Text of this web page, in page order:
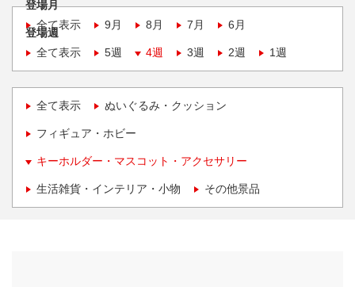
登場月
全て表示
9月 8月 7月 6月
登場週
全て表示
5週 4週 3週 2週 1週
全て表示 ぬいぐるみ・クッション
フィギュア・ホビー
キーホルダー・マスコット・アクセサリー
生活雑貨・インテリア・小物 その他景品